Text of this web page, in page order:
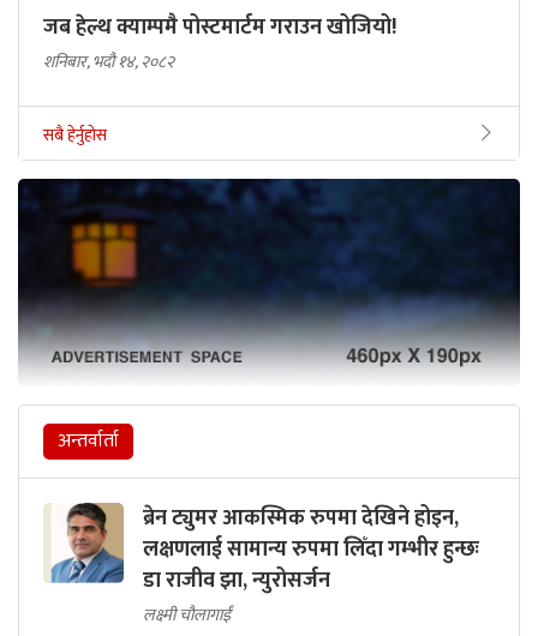
जब हेल्थ क्याम्पमै पोस्टमार्टम गराउन खोजियो!
शनिबार, भदौ १४, २०८२
सबै हेर्नुहोस
अन्तर्वार्ता
ब्रेन ट्युमर आकस्मिक रुपमा देखिने होइन,
लक्षणलाई सामान्य रुपमा लिँदा गम्भीर हुन्छः
डा राजीव झा, न्युरोसर्जन
लक्ष्मी चौलागाईं